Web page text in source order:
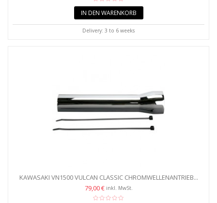
IN DEN WARENKORB
Delivery: 3 to 6 weeks
KAWASAKI VN1500 VULCAN CLASSIC CHROMWELLENANTRIEB...
79,00 € inkl. MwSt.